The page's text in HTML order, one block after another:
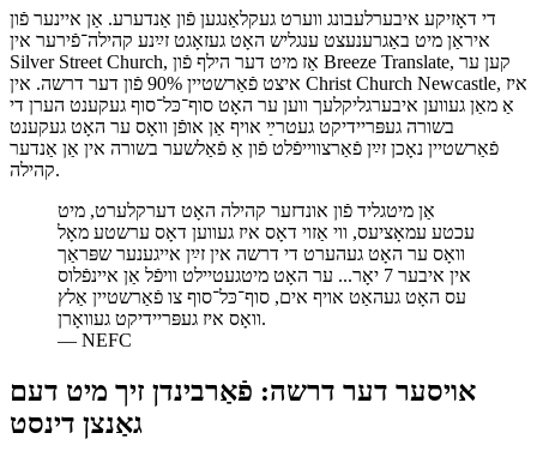
די דאָזיקע איבערלעבונג ווערט געקלאַנגען פֿון אַנדערע. אַן איינער פֿון
איראַן מיט באַגרענעצט ענגליש האָט געזאָגט זײַנע קהילה־פֿירער אין
Silver Street Church, אַז מיט דער הילף פֿון Breeze Translate, קען ער
איצט פֿאַרשטיין 90% פֿון דער דרשה. אין Christ Church Newcastle, איז
אַ מאַן געווען איבערגליקלעך ווען ער האָט סוף־כּל־סוף געקענט הערן די
בשורה געפּריידיקט געטרײַ אויף אַן אופֿן וואָס ער האָט געקענט
פֿאַרשטיין נאָכן זײַן פֿאַרצווייפֿלט פֿון אַ פֿאַלשער בשורה אין אַן אַנדער
קהילה.
אַן מיטגליד פֿון אונדזער קהילה האָט דערקלערט, מיט
עכטע עמאָציעס, ווי אַזוי דאָס איז געווען דאָס ערשטע מאָל
וואָס ער האָט געהערט די דרשה אין זײַן אייגענער שפּראַך
אין איבער 7 יאָר... ער האָט מיטגעטיילט וויפֿל אַן איינפֿלוס
עס האָט געהאַט אויף אים, סוף־כּל־סוף צו פֿאַרשטיין אַלץ
וואָס איז געפּריידיקט געוואָרן.
— NEFC
אויסער דער דרשה: פֿאַרבינדן זיך מיט דעם
גאַנצן דינסט